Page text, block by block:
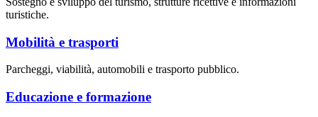
turistiche.
Mobilità e trasporti
Parcheggi, viabilità, automobili e trasporto pubblico.
Educazione e formazione